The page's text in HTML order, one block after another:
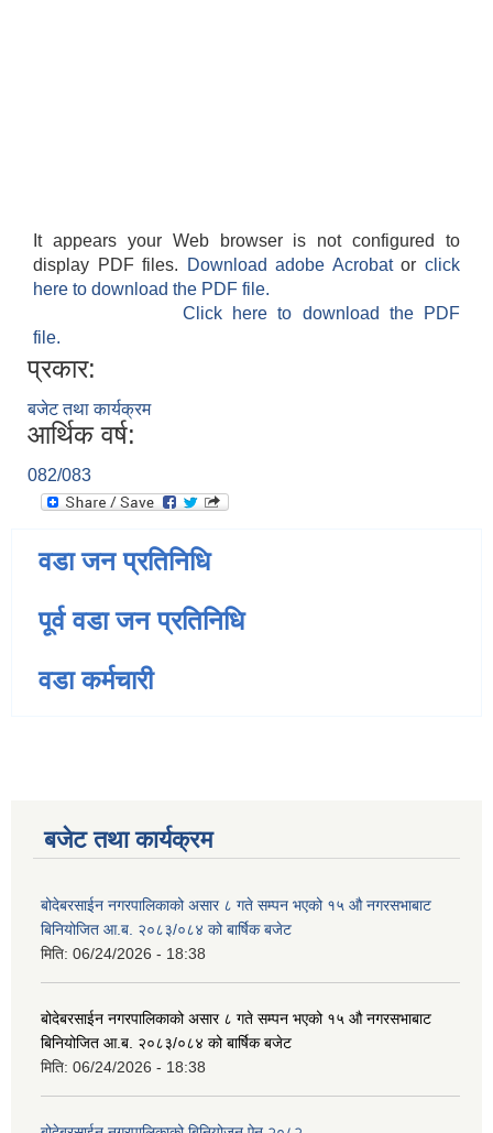
It appears your Web browser is not configured to
display PDF files.
Download adobe Acrobatorclick
here to download the PDF file.
Click here to download the PDF
file.
प्रकार:
बजेट तथा कार्यक्रम
आर्थिक वर्ष:
082/083
वडा जन प्रतिनिधि
पूर्व वडा जन प्रतिनिधि
वडा कर्मचारी
बजेट तथा कार्यक्रम
बोदेबरसाईन नगरपालिकाको असार ८ गते सम्पन भएको १५ ‍‍‍औ नगरसभाबाट
बिनियोजित आ.ब. २०८३/०८४ को बार्षिक बजेट
मिति: 06/24/2026 - 18:38
बोदेबरसाईन नगरपालिकाको असार ८ गते सम्पन भएको १५ ‍‍‍औ नगरसभाबाट
बिनियोजित आ.ब. २०८३/०८४ को बार्षिक बजेट
मिति: 06/24/2026 - 18:38